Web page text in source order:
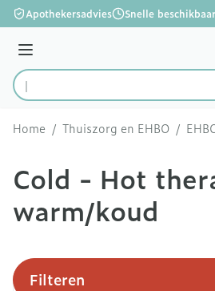
Ga naar de inhoud
Apothekersadvies Snelle
Menu
Product, merk, categorie...
Home / Thuiszorg en EHBO /
Cold - Hot
warm/koud
Filteren